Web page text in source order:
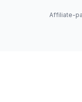
Affiliate-